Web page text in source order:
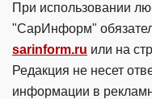
При использовании
"СарИнформ"
sarinform.ru или на
Редакция не несет
информации в